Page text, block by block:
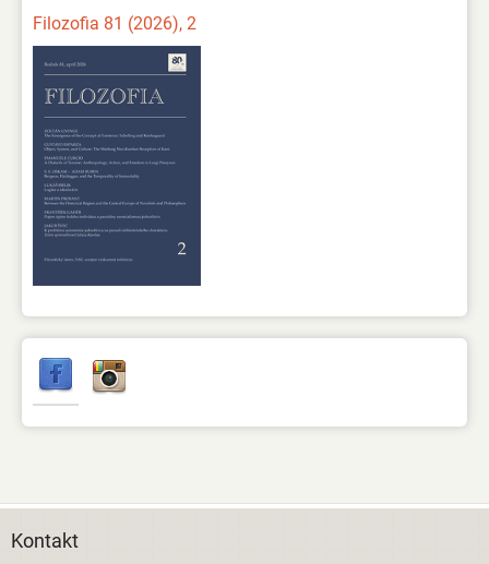
Filozofia 81 (2026), 2
Kontakt